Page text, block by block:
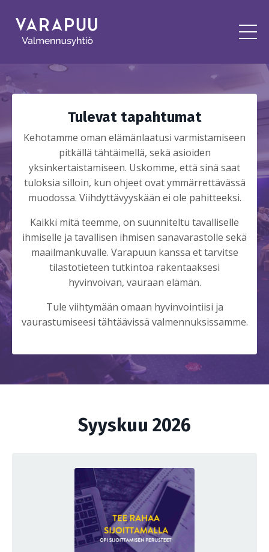
Tulevat tapahtumat
Kehotamme oman elämänlaatusi varmistamiseen
pitkällä tähtäimellä, sekä asioiden
yksinkertaistamiseen. Uskomme, että sinä saat
tuloksia silloin, kun ohjeet ovat ymmärrettävässä
muodossa. Viihdyttävyyskään ei ole pahitteeksi.
Kaikki mitä teemme, on suunniteltu tavalliselle
ihmiselle ja tavallisen ihmisen sanavarastolle sekä
maailmankuvalle. Varapuun kanssa et tarvitse
tilastotieteen tutkintoa rakentaaksesi
hyvinvoivan, vauraan elämän.
Tule viihtymään omaan hyvinvointiisi ja
vaurastumiseesi tähtäävissä valmennuksissamme.
Syyskuu 2026